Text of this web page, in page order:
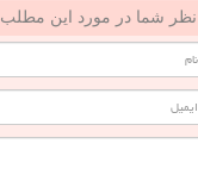
نظر شما در مورد این مطلب